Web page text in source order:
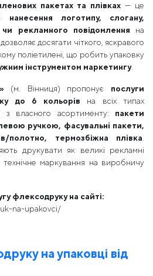
пакетах та плівках — це
нанесення логотипу, слогану,
чи рекламного повідомлення на
досягати чіткого, яскравого
поліетилені, що робить упаковку
інструментом маркетингу.
(м. Вінниця) пропонує послуги
до 6 кольорів на всіх типах
з власного асортименту: пакети
ручкою, фасувальні пакети,
полотно, термозбіжна плівка
друкувати як великі рекламні
маркування на виробничу
флексодруку на сайті:
na-upakovci/
на упаковці від